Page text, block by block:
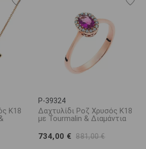
Κ18
P-39324
Δαχτυλίδι Ροζ Χρυσός Κ18
με Tourmalin & Διαμάντια
734,00 € 881,00 €